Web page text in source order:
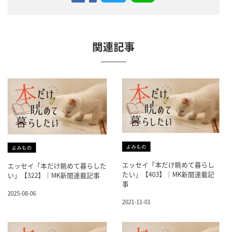
関連記事
よみもの
エッセイ「本だけ眺めて暮らした
い」【322】｜MK新聞連載記事
2025-08-06
よみもの
エッセイ「本だけ眺めて暮らし
たい」【403】｜MK新聞連載記
事
2021-11-01